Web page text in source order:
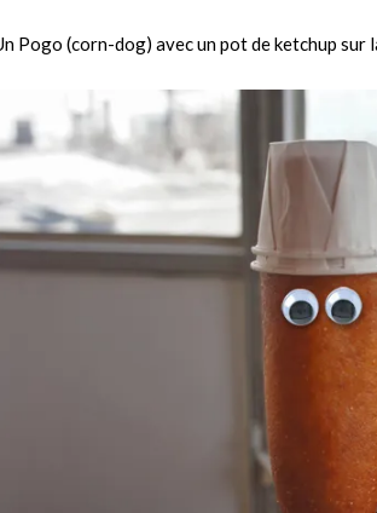
Pogo (corn-dog) avec un pot de ketchup sur